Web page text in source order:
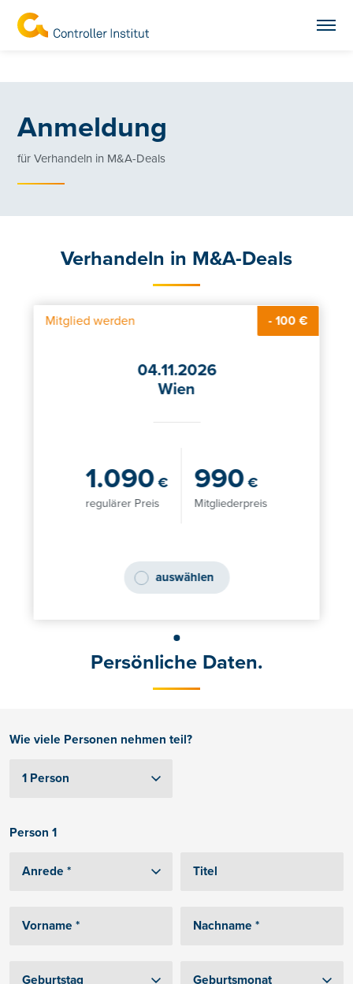
Anmeldung
für Verhandeln in M&A-Deals
Verhandeln in M&A-Deals
Mitglied werden - 100 €
04.11.2026
Wien
1.090 €
regulärer Preis
990 €
Mitgliederpreis
auswählen
Persönliche Daten.
Wie viele Personen nehmen teil?
Person 1